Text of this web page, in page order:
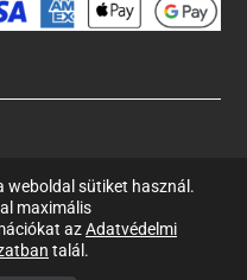
jog fenntartva. Az oldalt
–https://ecreations.hu/
weboldal sütiket használ.
maximális
azAdatvédelmi
talál.